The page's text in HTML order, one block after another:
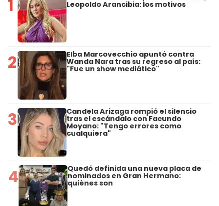
1 Leopoldo Arancibia: los motivos
2 Elba Marcovecchio apuntó contra
Wanda Nara tras su regreso al país:
"Fue un show mediático"
3 Candela Arizaga rompió el silencio
tras el escándalo con Facundo
Moyano: "Tengo errores como
cualquiera"
4 Quedó definida una nueva placa de
nominados en Gran Hermano:
quiénes son